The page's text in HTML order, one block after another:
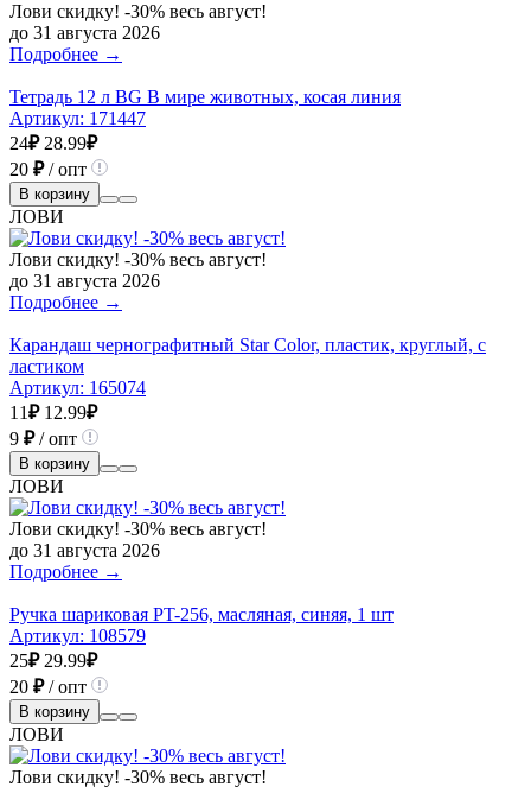
Лови скидку! -30% весь август!
до 31 августа 2026
Подробнее →
Тетрадь 12 л BG В мире животных, косая линия
Артикул: 171447
24₽ 28.99₽
20 ₽/ опт
В корзину
ЛОВИ
Лови скидку! -30% весь август!
до 31 августа 2026
Подробнее →
Карандаш чернографитный Star Color, пластик, круглый, с
ластиком
Артикул: 165074
11₽ 12.99₽
9 ₽/ опт
В корзину
ЛОВИ
Лови скидку! -30% весь август!
до 31 августа 2026
Подробнее →
Ручка шариковая PT-256, масляная, синяя, 1 шт
Артикул: 108579
25₽ 29.99₽
20 ₽/ опт
В корзину
ЛОВИ
Лови скидку! -30% весь август!